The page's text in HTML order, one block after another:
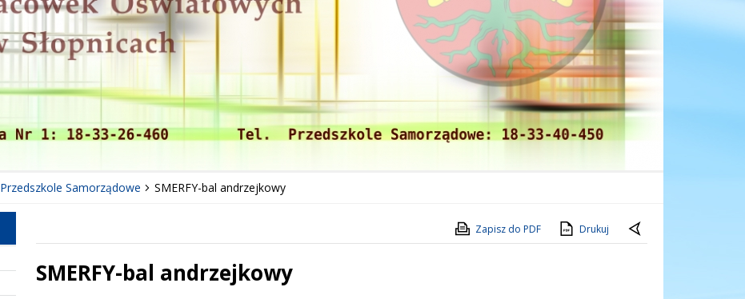
Przedszkole Samorządowe SMERFY-bal andrzejkowy
Zapisz do PDF Drukuj
SMERFY-bal andrzejkowy